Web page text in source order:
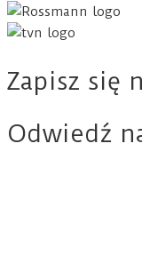
Zapisz się
Odwiedź